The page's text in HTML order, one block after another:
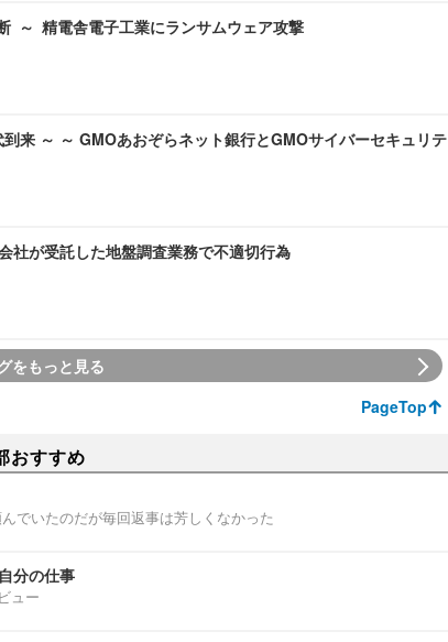
～ 精電舎電子工業にランサムウェア攻撃
来 ～ ～ GMOあおぞらネット銀行とGMOサイバーセキュリテ
社が受託した地盤調査業務で不適切行為
をもっと見る
PageTop
おすすめ
でいたのだが毎回返事は芳しくなかった
分の仕事
ュー